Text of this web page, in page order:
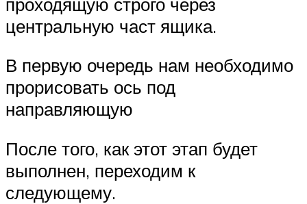
центральную част ящика.
В первую очередь нам необходимо
прорисовать ось под
направляющую
После того, как этот этап будет
выполнен, переходим к
следующему.